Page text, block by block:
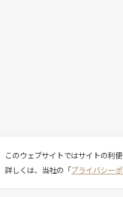
このウェブサイトではサイトの利
詳しくは、当社の「プライバシー